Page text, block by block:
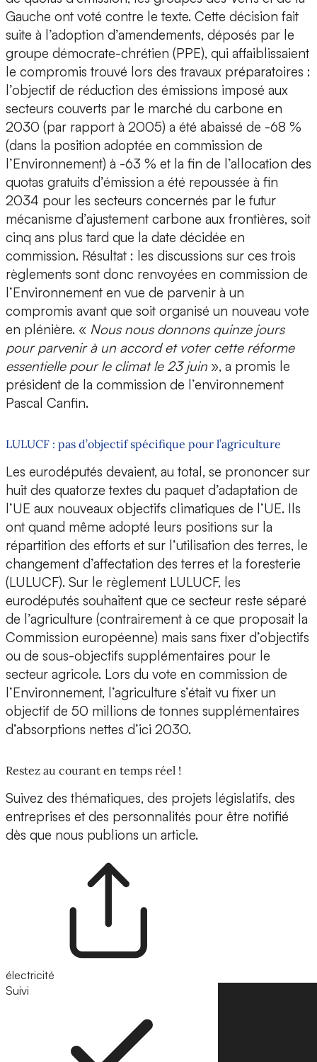
Gauche ont voté contre le texte. Cette décision fait
suite à l’adoption d’amendements, déposés par le
groupe démocrate-chrétien (PPE), qui affaiblissaient
le compromis trouvé lors des travaux préparatoires :
l’objectif de réduction des émissions imposé aux
secteurs couverts par le marché du carbone en
2030 (par rapport à 2005) a été abaissé de -68 %
(dans la position adoptée en commission de
l’Environnement) à -63 % et la fin de l’allocation des
quotas gratuits d’émission a été repoussée à fin
2034 pour les secteurs concernés par le futur
mécanisme d’ajustement carbone aux frontières, soit
cinq ans plus tard que la date décidée en
commission. Résultat : les discussions sur ces trois
règlements sont donc renvoyées en commission de
l’Environnement en vue de parvenir à un
compromis avant que soit organisé un nouveau vote
en plénière. « Nous nous donnons quinze jours
pour parvenir à un accord et voter cette réforme
essentielle pour le climat le 23 juin », a promis le
président de la commission de l’environnement
Pascal Canfin.
LULUCF : pas d’objectif spécifique pour l’agriculture
Les eurodéputés devaient, au total, se prononcer sur
huit des quatorze textes du paquet d’adaptation de
l’UE aux nouveaux objectifs climatiques de l’UE. Ils
ont quand même adopté leurs positions sur la
répartition des efforts et sur l’utilisation des terres, le
changement d’affectation des terres et la foresterie
(LULUCF). Sur le règlement LULUCF, les
eurodéputés souhaitent que ce secteur reste séparé
de l’agriculture (contrairement à ce que proposait la
Commission européenne) mais sans fixer d’objectifs
ou de sous-objectifs supplémentaires pour le
secteur agricole. Lors du vote en commission de
l’Environnement, l’agriculture s’était vu fixer un
objectif de 50 millions de tonnes supplémentaires
d’absorptions nettes d’ici 2030.
Restez au courant en temps réel !
Suivez des thématiques, des projets législatifs, des
entreprises et des personnalités pour être notifié
dès que nous publions un article.
électricité
Suivi